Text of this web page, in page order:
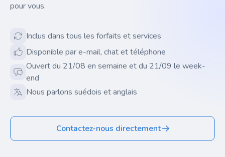
pour vous.
Inclus dans tous les forfaits et services
Disponible par e-mail, chat et téléphone
Ouvert du 21/08 en semaine et du 21/09 le week-
end
Nous parlons suédois et anglais
Contactez-nous directement